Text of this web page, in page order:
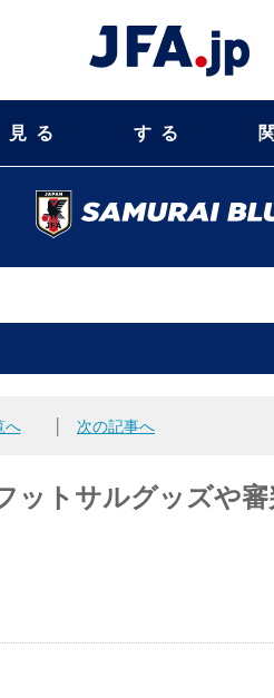
見る する
へ 次の記事へ
ットサルグッズや